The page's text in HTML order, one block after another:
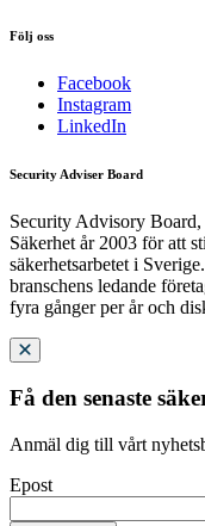
Följ oss
Facebook
Instagram
LinkedIn
Security Adviser Board
Security Advisory
Säkerhet år 2003 för att
säkerhetsarbetet i
branschens ledande
fyra gånger per år och
Få den senaste
Anmäl dig till vårt
Epost